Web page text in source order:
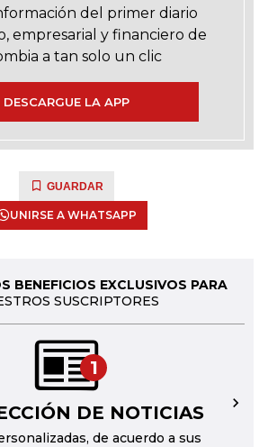
del primer diario
empresarial y financiero de
a tan solo un clic
DESCARGUE LA APP
GUARDAR
UNIRSE A WHATSAPP
BENEFICIOS EXCLUSIVOS PARA
SUSCRIPTORES
1
DE NOTICIAS
de acuerdo a sus
→